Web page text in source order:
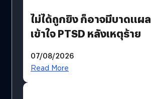
ไม่ได้ถูกยิง ก็อาจมีบาดแผล
เข้าใจ PTSD หลังเหตุร้าย
07/08/2026
Read More